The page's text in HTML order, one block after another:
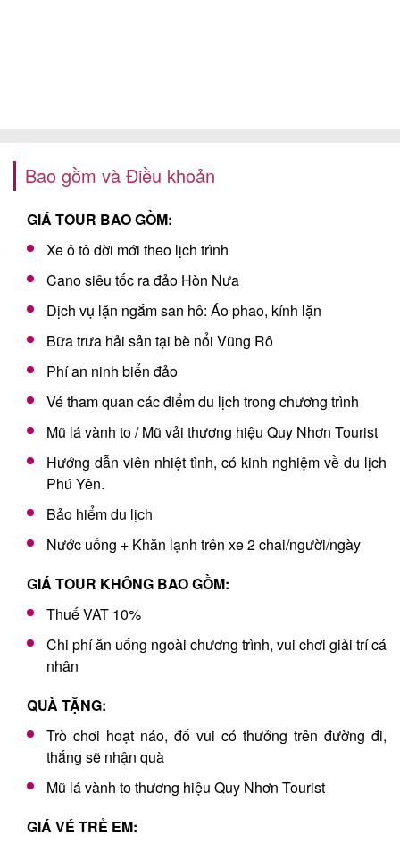
Bao gồm và Điều khoản
GIÁ TOUR BAO GỒM:
Xe ô tô đời mới theo lịch trình
Cano siêu tốc ra đảo Hòn Nưa
Dịch vụ lặn ngắm san hô: Áo phao, kính lặn
Bữa trưa hải sản tại bè nổi Vũng Rô
Phí an ninh biển đảo
Vé tham quan các điểm du lịch trong chương trình
Mũ lá vành to / Mũ vải thương hiệu Quy Nhơn Tourist
Hướng dẫn viên nhiệt tình, có kinh nghiệm về du lịch
Phú Yên.
Bảo hiểm du lịch
Nước uống + Khăn lạnh trên xe 2 chai/người/ngày
GIÁ TOUR KHÔNG BAO GỒM:
Thuế VAT 10%
Chi phí ăn uống ngoài chương trình, vui chơi giải trí cá
nhân
QUÀ TẶNG:
Trò chơi hoạt náo, đố vui có thưởng trên đường đi,
thắng sẽ nhận quà
Mũ lá vành to thương hiệu Quy Nhơn Tourist
GIÁ VÉ TRẺ EM: